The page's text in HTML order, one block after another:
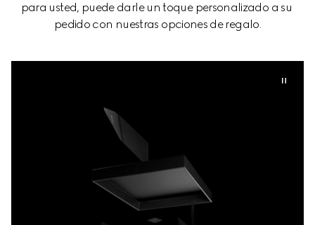
para usted, puede darle un toque personalizado a su
pedido con nuestras opciones de regalo.